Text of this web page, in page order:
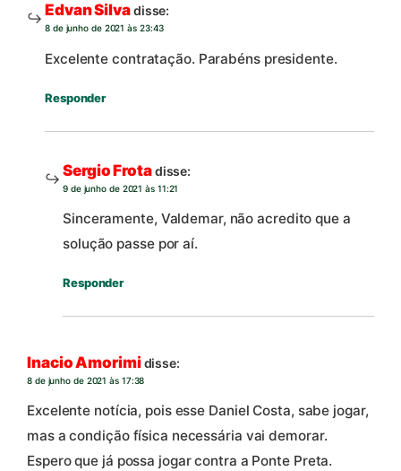
Edvan Silvadisse:
8 de junho de 2021 às 23:43
Excelente contratação. Parabéns presidente.
Responder
Sergio Frotadisse:
9 de junho de 2021 às 11:21
Sinceramente, Valdemar, não acredito que a
solução passe por aí.
Responder
Inacio Amorimidisse:
8 de junho de 2021 às 17:38
Excelente notícia, pois esse Daniel Costa, sabe jogar,
mas a condição física necessária vai demorar.
Espero que já possa jogar contra a Ponte Preta.